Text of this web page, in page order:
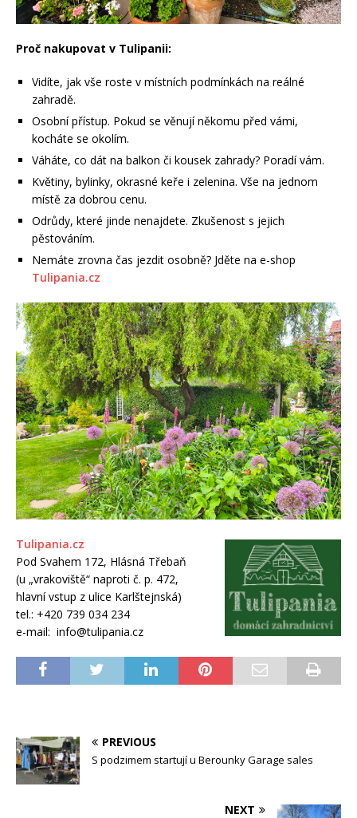
Proč nakupovat v Tulipanii:
Vidíte, jak vše roste v místních podmínkách na reálné
zahradě.
Osobní přístup. Pokud se věnují někomu před vámi,
kocháte se okolím.
Váháte, co dát na balkon či kousek zahrady? Poradí vám.
Květiny, bylinky, okrasné keře i zelenina. Vše na jednom
místě za dobrou cenu.
Odrůdy, které jinde nenajdete. Zkušenost s jejich
pěstováním.
Nemáte zrovna čas jezdit osobně? Jděte na e-shop
Tulipania.cz
Tulipania.cz
Pod Svahem 172, Hlásná Třebaň
(u „vrakoviště“ naproti č. p. 472,
hlavní vstup z ulice Karlštejnská)
tel.: +420 739 034 234
e-mail: info@tulipania.cz
PREVIOUS
S podzimem startují u Berounky Garage sales
NEXT